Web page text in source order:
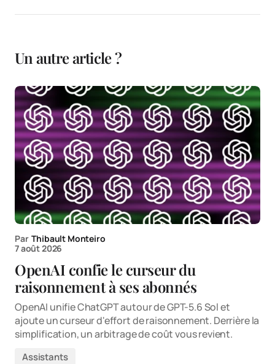
Un autre article ?
Par Thibault Monteiro
7 août 2026
OpenAI confie le curseur du
raisonnement à ses abonnés
OpenAI unifie ChatGPT autour de GPT-5.6 Sol et
ajoute un curseur d'effort de raisonnement. Derrière la
simplification, un arbitrage de coût vous revient.
Assistants